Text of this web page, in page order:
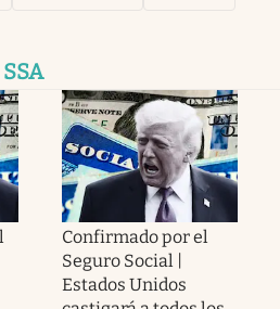
SSA
Confirmado por el
Seguro Social |
Estados Unidos